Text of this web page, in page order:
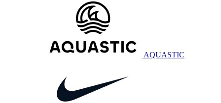
AQUASTIC